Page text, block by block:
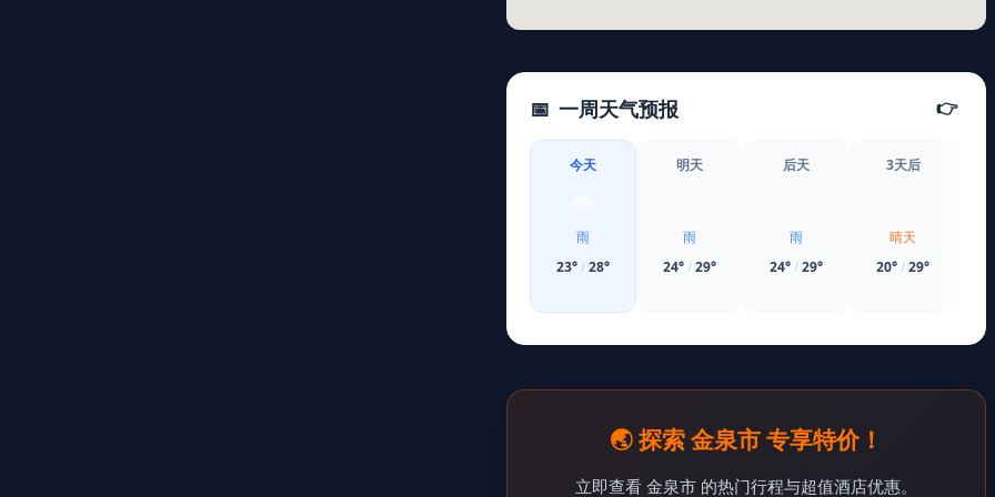
📅 一周天气预报 👉
今天
雨
23°/28°
明天
雨
24°/29°
后天
雨
24°/29°
3天后
晴天
20°/29°
🌏 探索 金泉市 专享特价！
立即查看 金泉市 的热门行程与超值酒店优惠。